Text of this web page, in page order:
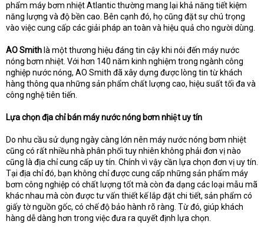
phẩm máy bơm nhiệt Atlantic thường mang lại khả năng tiết kiệm
năng lượng và độ bền cao. Bên cạnh đó, họ cũng đặt sự chú trọng
vào việc cung cấp các giải pháp an toàn và hiệu quả cho người dùng.
AO Smith là một thương hiệu đáng tin cậy khi nói đến máy nước
nóng bơm nhiệt. Với hơn 140 năm kinh nghiệm trong ngành công
nghiệp nước nóng, AO Smith đã xây dựng được lòng tin từ khách
hàng thông qua những sản phẩm chất lượng cao, hiệu suất tối đa và
công nghệ tiên tiến.
Lựa chọn địa chỉ bán máy nước nóng bơm nhiệt uy tín
Do nhu cầu sử dụng ngày càng lớn nên máy nước nóng bơm nhiệt
cũng có rất nhiều nhà phân phối tuy nhiên không phải đơn vị nào
cũng là địa chỉ cung cấp uy tín. Chính vì vậy cần lựa chọn đơn vị uy tín.
Tại địa chỉ đó, bạn không chỉ được cung cấp những sản phẩm máy
bơm công nghiệp có chất lượng tốt mà còn đa dạng các loại mẫu mã
khác nhau mà còn được tư vấn thiết kế lắp đặt chi tiết, sản phẩm có
giấy tờ nguồn gốc, có chế độ bảo hành rõ ràng. Từ đó, giúp khách
hàng dễ dàng hơn trong việc đưa ra quyết định lựa chọn.